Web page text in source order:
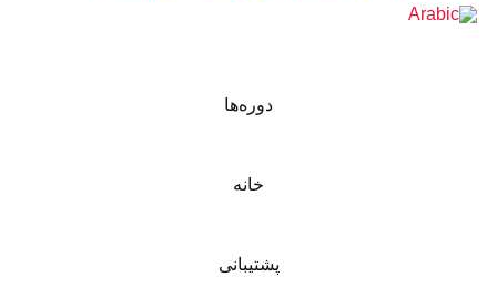
دوره‌ها
خانه
پشتیبانی